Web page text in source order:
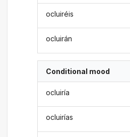
ocluiréis
ocluirán
Conditional mood
ocluiría
ocluirías